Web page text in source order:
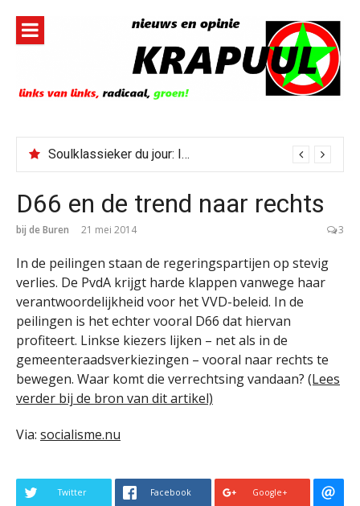
inhoud
Soulklassieker du jour: I Wish It Would Rain
D66 en de trend naar rechts
bij de Buren 21 mei 2014 3
In de peilingen staan de regeringspartijen op stevig
verlies. De PvdA krijgt harde klappen vanwege haar
verantwoordelijkheid voor het VVD-beleid. In de
peilingen is het echter vooral D66 dat hiervan
profiteert. Linkse kiezers lijken – net als in de
gemeenteraadsverkiezingen – vooral naar rechts te
bewegen. Waar komt die verrechtsing vandaan? (Lees
verder bij de bron van dit artikel)
Via: socialisme.nu
Twitter Facebook Google+